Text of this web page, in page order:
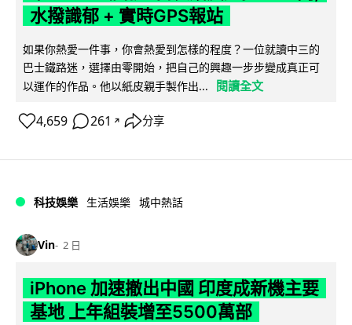
水撥識郁 + 實時GPS報站
如果你熱愛一件事，你會熱愛到怎樣的程度？一位就讀中三的
巴士鐵路迷，選擇由零開始，把自己的興趣一步步變成真正可
以運作的作品。他以紙皮親手製作出...
閱讀全文
4,659 261 ↗ 分享
科技娛樂 生活娛樂 城中熱話
Vin 2 日
iPhone 加速撤出中國 印度成新機主要
基地 上年組裝增至5500萬部